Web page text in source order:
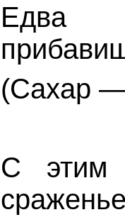
(Сахар
С этим